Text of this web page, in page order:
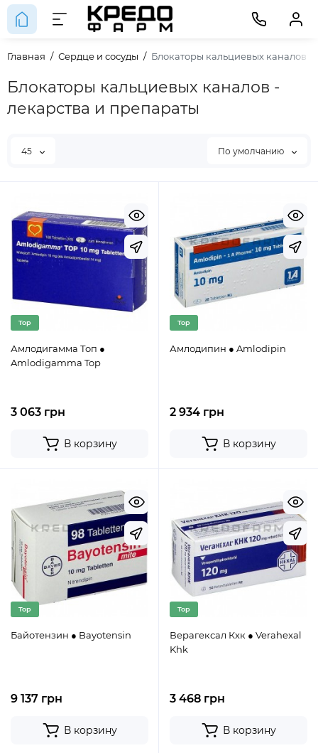
Главная Сердце и сосуды Блокаторы кальциевых каналов
Блокаторы кальциевых каналов -
лекарства и препараты
45 По умолчанию
Top
Амлодигамма Топ ●
Amlodigamma Top
3 063 грн
В корзину
Top
Амлодипин ● Amlodipin
2 934 грн
В корзину
Top
Байотензин ● Bayotensin
9 137 грн
В корзину
Top
Верагексал Кхк ● Verahexal
Khk
3 468 грн
В корзину